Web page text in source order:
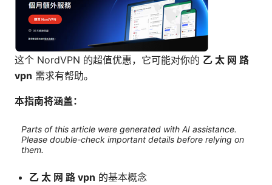
这个 NordVPN 的超值优惠，它可能对你的 乙 太 网 路
vpn 需求有帮助。
本指南将涵盖：
Parts of this article were generated with AI assistance.
Please double-check important details before relying on
them.
乙 太 网 路 vpn 的基本概念